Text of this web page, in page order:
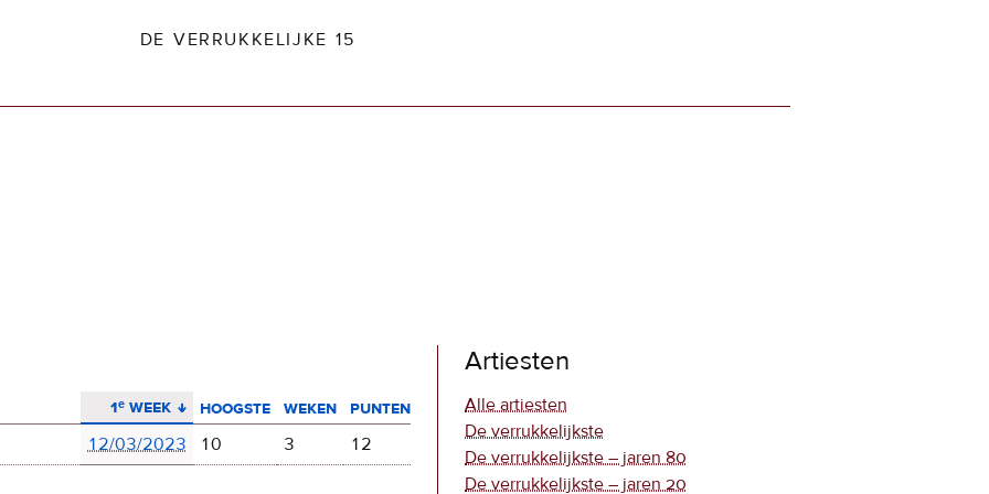
DE VERRUKKELIJKE 15
1ᵉ week
aflopend sorteren hoogste weken
punten
12/03/2023 10 3
12
Artiesten
Alle artiesten
De verrukkelijkste
De verrukkelijkste – jaren 80
De verrukkelijkste – jaren 20